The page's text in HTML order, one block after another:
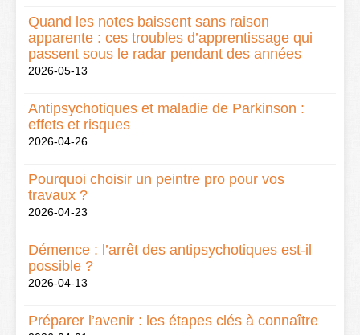
Quand les notes baissent sans raison
apparente : ces troubles d’apprentissage qui
passent sous le radar pendant des années
2026-05-13
Antipsychotiques et maladie de Parkinson :
effets et risques
2026-04-26
Pourquoi choisir un peintre pro pour vos
travaux ?
2026-04-23
Démence : l’arrêt des antipsychotiques est-il
possible ?
2026-04-13
Préparer l’avenir : les étapes clés à connaître